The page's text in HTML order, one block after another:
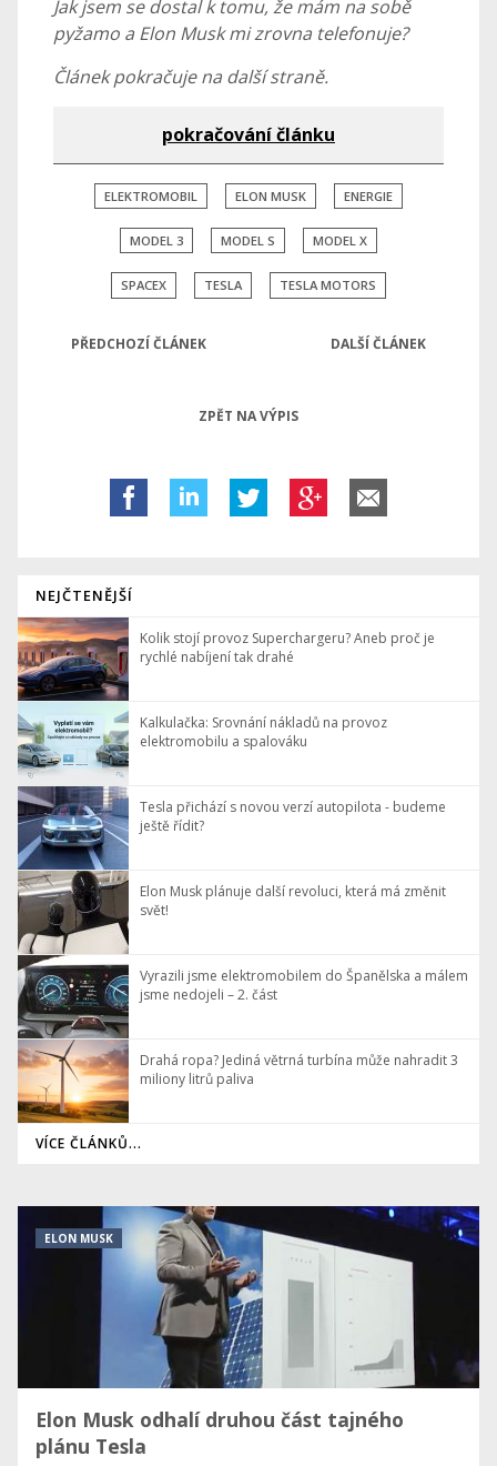
Jak jsem se dostal k tomu, že mám na sobě
pyžamo a Elon Musk mi zrovna telefonuje?
Článek pokračuje na další straně.
pokračování článku
ELEKTROMOBIL ELON MUSK ENERGIE
MODEL 3 MODEL S MODEL X
SPACEX TESLA TESLA MOTORS
PŘEDCHOZÍ ČLÁNEK DALŠÍ ČLÁNEK
ZPĚT NA VÝPIS
NEJČTENĚJŠÍ
Kolik stojí provoz Superchargeru? Aneb proč je
rychlé nabíjení tak drahé
Kalkulačka: Srovnání nákladů na provoz
elektromobilu a spalováku
Tesla přichází s novou verzí autopilota - budeme
ještě řídit?
Elon Musk plánuje další revoluci, která má změnit
svět!
Vyrazili jsme elektromobilem do Španělska a málem
jsme nedojeli – 2. část
Drahá ropa? Jediná větrná turbína může nahradit 3
miliony litrů paliva
VÍCE ČLÁNKŮ...
Elon Musk odhalí druhou část tajného
plánu Tesla
ELON MUSK